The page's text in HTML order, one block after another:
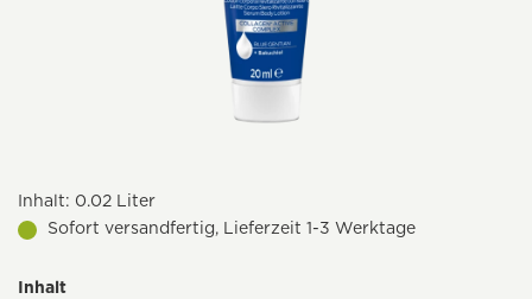
Inhalt: 0.02 Liter
Sofort versandfertig, Lieferzeit 1-3 Werktage
Inhalt